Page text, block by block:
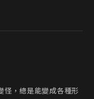
，總是能變成各種形